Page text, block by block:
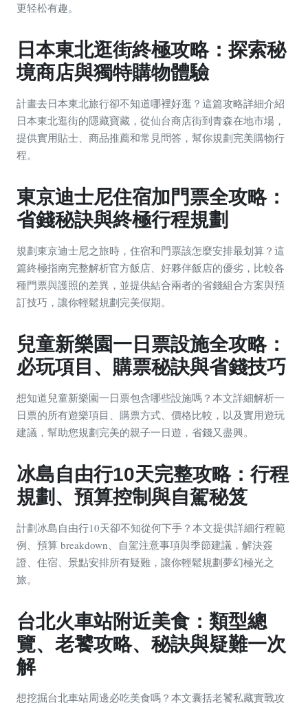
更轻松有趣。
日本東北逛街終極攻略：探索秘
境商店與獨特購物體驗
計畫去日本東北旅行卻不知道哪裡好逛？這篇攻略詳細介紹
日本東北逛街的隱藏寶藏，從仙台商店街到青森在地市場，
提供實用貼士、商品推薦和常見問答，幫你規劃完美購物行
程。
東京迪士尼住宿加門票全攻略：
省錢秘訣與終極行程規劃
規劃東京迪士尼之旅時，住宿和門票該怎麼安排最划算？這
篇終極指南完整解析官方飯店、好夥伴飯店的優劣，比較各
種門票與護照的差異，並提供結合兩者的省錢組合方案與預
訂技巧，讓你輕鬆規劃完美假期。
兒童新樂園一日票設施全攻略：
必玩項目、購票秘訣與省錢技巧
想知道兒童新樂園一日票包含哪些設施嗎？本文詳細解析一
日票的所有遊樂項目、購票方式、價格比較，以及實用遊玩
建議，幫助您規劃完美的親子一日遊，省錢又盡興。
冰島自由行10天完整攻略：行程
規劃、預算控制與自駕秘笈
計劃冰島自由行10天卻不知從何下手？本文提供詳細行程範
例、預算 breakdown、自駕注意事項與季節建議，解決簽
證、住宿、景點安排所有疑難，讓你輕鬆規劃夢幻極光之
旅。
台北火車站附近美食：類型總
覽、老饕攻略、秘訣與疑難一次
解
想挖掘台北車站周邊必吃美食嗎？本文囊括老饕私藏實戰攻